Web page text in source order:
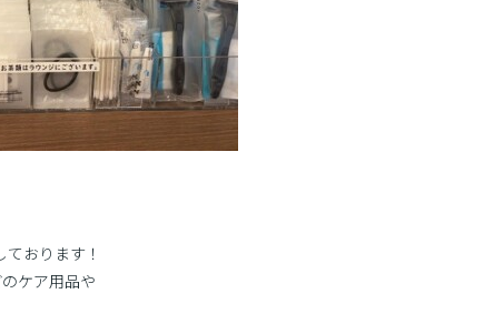
おります！
ケア用品や